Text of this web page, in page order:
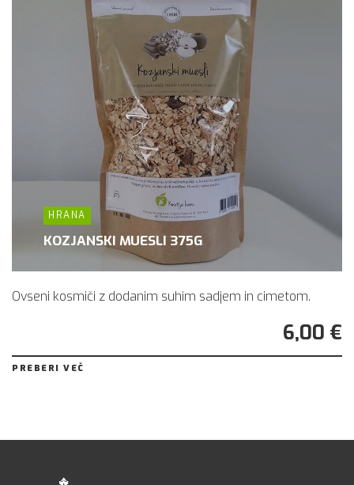
HRANA
KOZJANSKI MUESLI 375G
Ovseni kosmiči z dodanim suhim sadjem in cimetom.
6,00 €
PREBERI VEČ